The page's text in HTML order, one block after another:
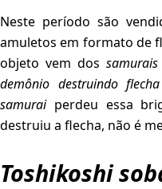
Neste período são
amuletos em formato de
objeto vem dos samurais
demônio destruindo flecha
samuraiperdeu essa
destruiu a flecha, não é
Toshikoshi